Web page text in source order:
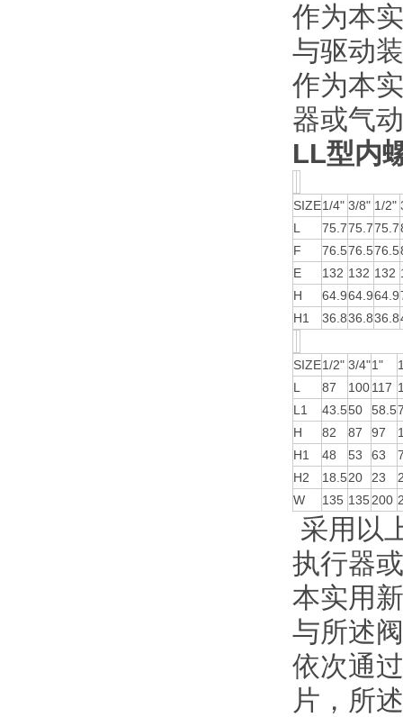
作为本
与驱动
作为本
器或气
LL型内
SIZE1/4" 3/8" 1/2"
L
75.775.775.7
F
76.576.576.5
E
132 132 132
H
64.964.964.9
H1
36.836.836.8
SIZE1/2" 3/4"1"
L
87 100117
L1
43.550 58.5
H
82 87 97
H1
48 53 63
H2
18.520 23
W
135 135200
采用以
执行器
本实用
与所述
依次通
片，所